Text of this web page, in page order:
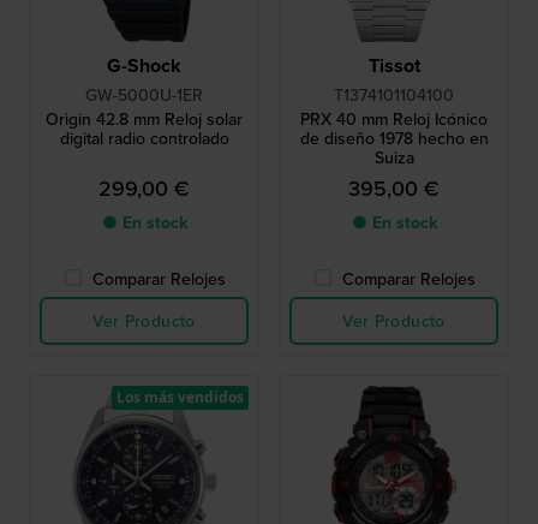
G-Shock
GW-5000U-1ER
Origin 42.8 mm Reloj solar
digital radio controlado
299,00 €
● En stock
Comparar Relojes
Ver Producto
Tissot
T1374101104100
PRX 40 mm Reloj Icónico
de diseño 1978 hecho en
Suiza
395,00 €
● En stock
Comparar Relojes
Ver Producto
Los más vendidos